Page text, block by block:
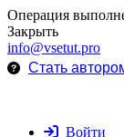
Операция
Закрыть
info@vsetut.pro
Стать
Войти